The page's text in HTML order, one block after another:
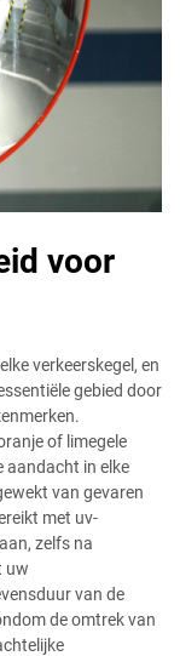
voor
verkeerskegel, en
gebied door
of limegele
aandacht in elke
van gevaren
met uv-
zelfs na
uw
van de
de omtrek van